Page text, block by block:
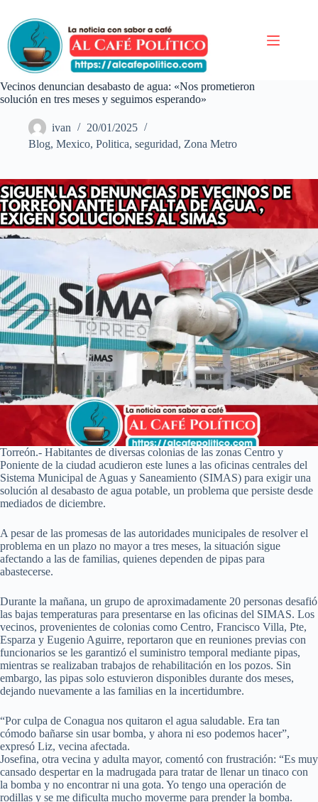
contenido
Vecinos denuncian desabasto de agua: «Nos prometieron
solución en tres meses y seguimos esperando»
ivan
20/01/2025
Blog, Mexico, Politica, seguridad, Zona Metro
Torreón.- Habitantes de diversas colonias de las zonas Centro y
Poniente de la ciudad acudieron este lunes a las oficinas centrales del
Sistema Municipal de Aguas y Saneamiento (SIMAS) para exigir una
solución al desabasto de agua potable, un problema que persiste desde
mediados de diciembre.
A pesar de las promesas de las autoridades municipales de resolver el
problema en un plazo no mayor a tres meses, la situación sigue
afectando a las de familias, quienes dependen de pipas para
abastecerse.
Durante la mañana, un grupo de aproximadamente 20 personas desafió
las bajas temperaturas para presentarse en las oficinas del SIMAS. Los
vecinos, provenientes de colonias como Centro, Francisco Villa, Pte,
Esparza y Eugenio Aguirre, reportaron que en reuniones previas con
funcionarios se les garantizó el suministro temporal mediante pipas,
mientras se realizaban trabajos de rehabilitación en los pozos. Sin
embargo, las pipas solo estuvieron disponibles durante dos meses,
dejando nuevamente a las familias en la incertidumbre.
“Por culpa de Conagua nos quitaron el agua saludable. Era tan
cómodo bañarse sin usar bomba, y ahora ni eso podemos hacer”,
expresó Liz, vecina afectada.
Josefina, otra vecina y adulta mayor, comentó con frustración: “Es muy
cansado despertar en la madrugada para tratar de llenar un tinaco con
la bomba y no encontrar ni una gota. Yo tengo una operación de
rodillas y se me dificulta mucho moverme para prender la bomba.